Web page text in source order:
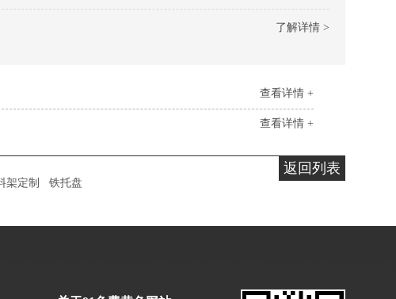
了解详情 >
查看详情 +
查看详情 +
返回列表
架定制 铁托盘